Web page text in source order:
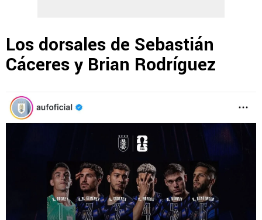
Los dorsales de Sebastián
Cáceres y Brian Rodríguez